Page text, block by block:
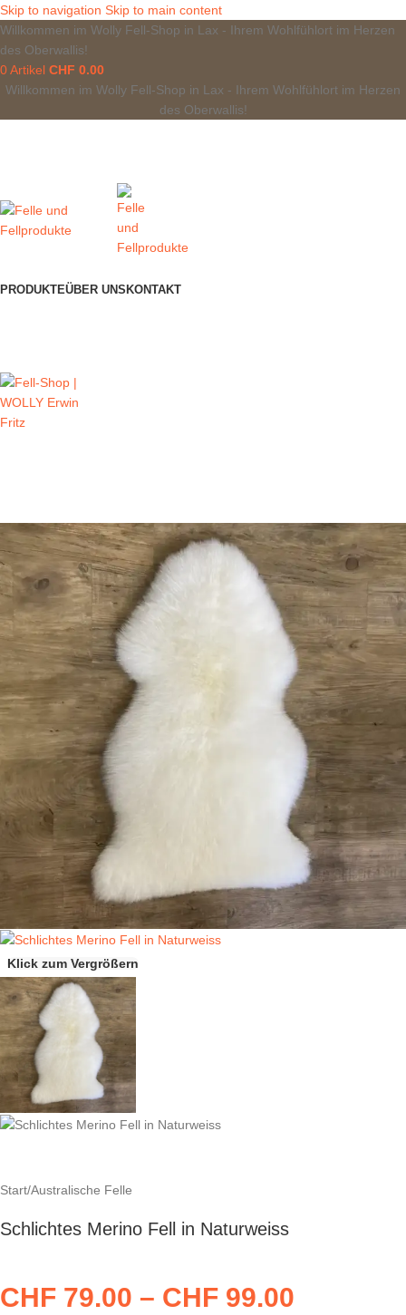
Skip to navigation Skip to main content
Willkommen im Wolly Fell-Shop in Lax - Ihrem Wohlfühlort im Herzen
des Oberwallis!
0Artikel CHF 0.00
Willkommen im Wolly Fell-Shop in Lax - Ihrem Wohlfühlort im Herzen
des Oberwallis!
PRODUKTEÜBER UNS KONTAKT
Klick zum Vergrößern
Start/Australische Felle
Schlichtes Merino Fell in Naturweiss
CHF 79.00 – CHF 99.00